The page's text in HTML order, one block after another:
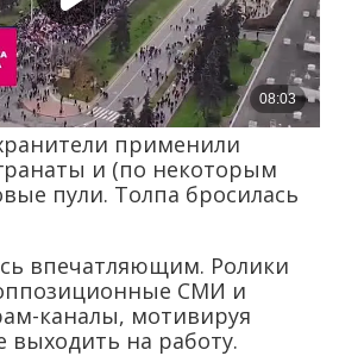
применили
и (по некоторым
пули. Толпа бросилась
впечатляющим. Ролики
СМИ и
каналы, мотивируя
выходить на работу.